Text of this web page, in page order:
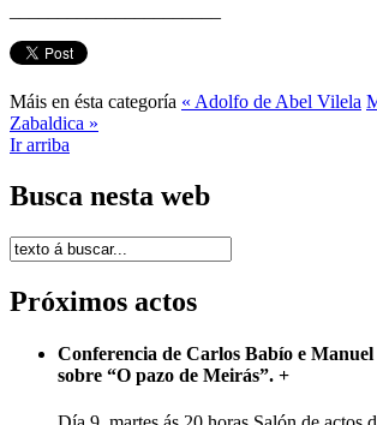
Máis en ésta categoría « Adolfo de Abel Vilela
Zabaldica »
Ir arriba
Busca nesta web
Próximos actos
Conferencia de Carlos Babío e
sobre “O pazo de Meirás”. +